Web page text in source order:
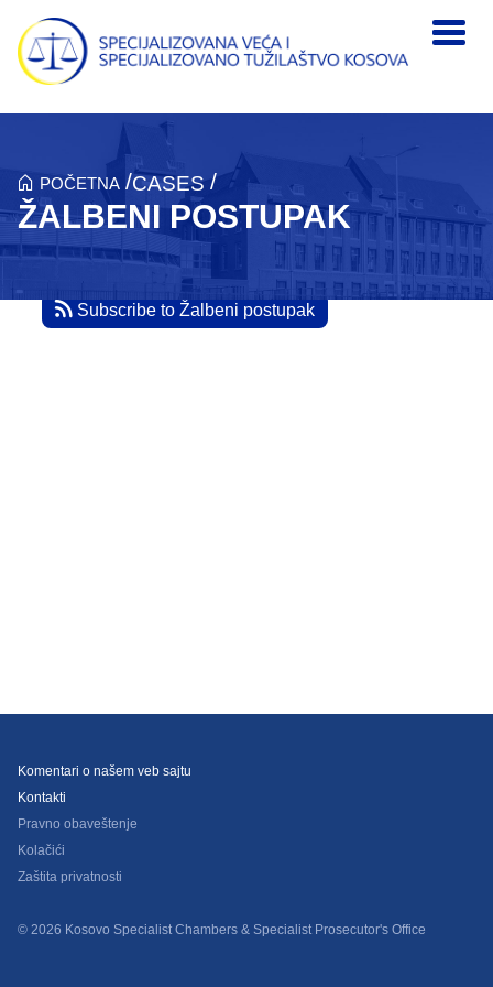
Skip to main content
POČETNA /CASES /
ŽALBENI POSTUPAK
Subscribe to Žalbeni postupak
© 2026 Kosovo Specialist Chambers & Specialist Prosecutor's Office
Komentari o našem veb sajtu
Kontakti
Pravno obaveštenje
Kolačići
Zaštita privatnosti